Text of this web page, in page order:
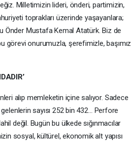
Milletimizin lideri, önderi, partimizin,
toprakları üzerinde yaşayanlara;
Önder Mustafa Kemal Atatürk. Biz de
görevi onurumuzla, şerefimizle, başımız
alıp memleketin içine salıyor. Sadece
sayısı 252 bin 432… Perfore
değil. Bugün bu ülkede sığınmacılar
sosyal, kültürel, ekonomik alt yapısı